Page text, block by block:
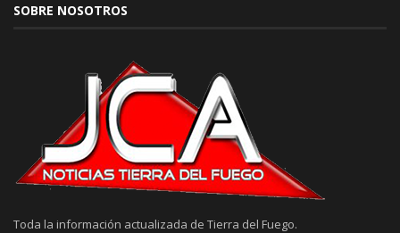
SOBRE NOSOTROS
Toda la información actualizada de Tierra del Fuego.